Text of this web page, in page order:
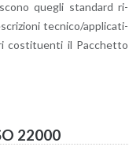
que­gli stan­dard ri­
tec­ni­co/ap­pli­ca­ti­
co­sti­tuen­ti il Pac­chet­to
22000